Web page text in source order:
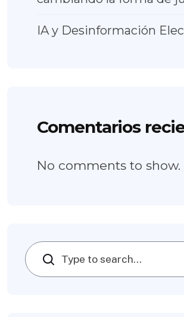
IA y Desinformación
Comentarios
No comments to show.
Search